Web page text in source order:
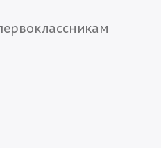
упаковке
упаковке